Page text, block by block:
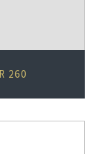
260